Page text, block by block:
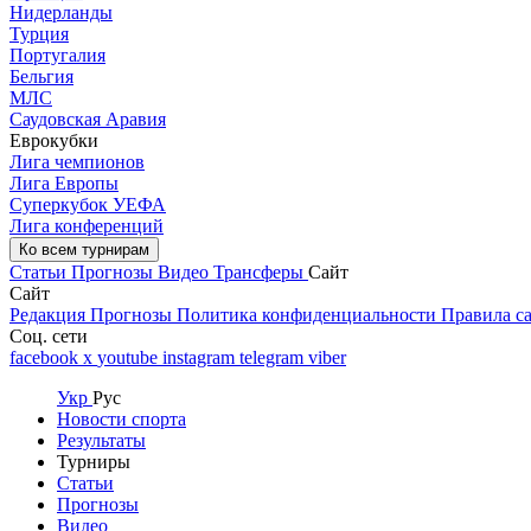
Нидерланды
Турция
Португалия
Бельгия
МЛС
Саудовская Аравия
Еврокубки
Лига чемпионов
Лига Европы
Суперкубок УЕФА
Лига конференций
Ко всем турнирам
Статьи Прогнозы Видео Трансферы Сайт
Сайт
Редакция Прогнозы Политика конфиденциальности Правила
Соц. сети
facebook x youtube instagram telegram viber
Укр Рус
Новости спорта
Результаты
Турниры
Статьи
Прогнозы
Видео